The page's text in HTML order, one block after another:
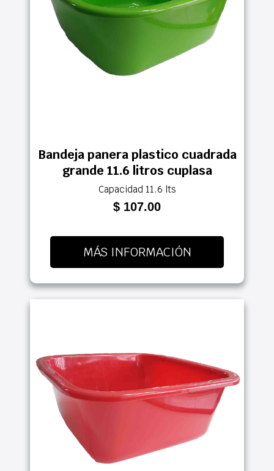
Bandeja panera plastico cuadrada
grande 11.6 litros cuplasa
Capacidad 11.6 lts
$ 107.00
MÁS INFORMACIÓN